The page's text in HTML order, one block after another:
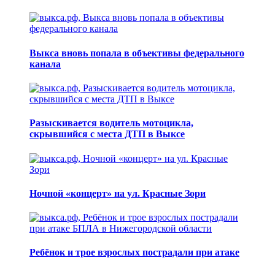
Выкса вновь попала в объективы федерального
канала
Разыскивается водитель мотоцикла,
скрывшийся с места ДТП в Выксе
Ночной «концерт» на ул. Красные Зори
Ребёнок и трое взрослых пострадали при атаке